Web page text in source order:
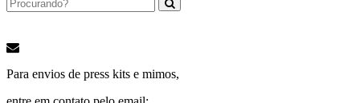
Para envios de press kits e mimos,